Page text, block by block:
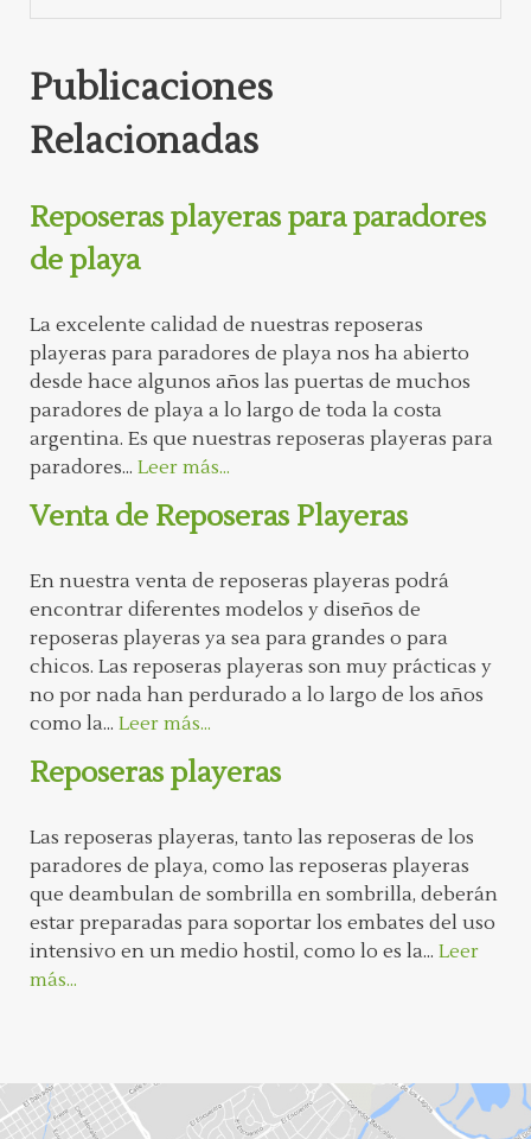
Publicaciones
Relacionadas
Reposeras playeras para paradores
de playa
La excelente calidad de nuestras reposeras
playeras para paradores de playa nos ha abierto
desde hace algunos años las puertas de muchos
paradores de playa a lo largo de toda la costa
argentina. Es que nuestras reposeras playeras para
paradores... Leer más...
Venta de Reposeras Playeras
En nuestra venta de reposeras playeras podrá
encontrar diferentes modelos y diseños de
reposeras playeras ya sea para grandes o para
chicos. Las reposeras playeras son muy prácticas y
no por nada han perdurado a lo largo de los años
como la... Leer más...
Reposeras playeras
Las reposeras playeras, tanto las reposeras de los
paradores de playa, como las reposeras playeras
que deambulan de sombrilla en sombrilla, deberán
estar preparadas para soportar los embates del uso
intensivo en un medio hostil, como lo es la... Leer
más...